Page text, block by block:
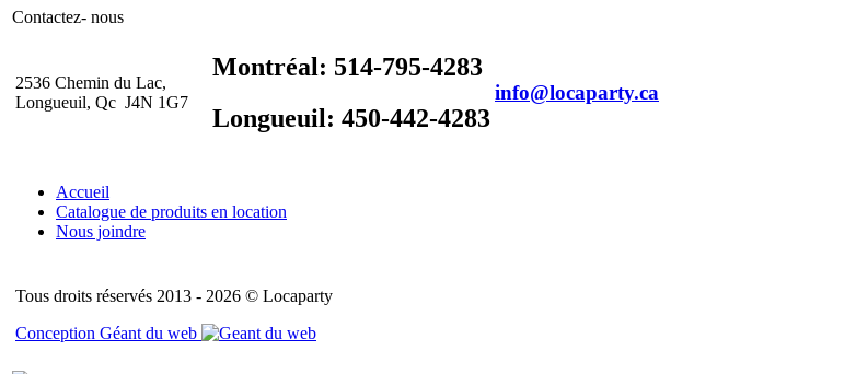
Contactez- nous
2536 Chemin du Lac,
Longueuil, Qc J4N 1G7
Montréal: 514-795-4283
Longueuil: 450-442-4283
info@locaparty.ca
Accueil
Catalogue de produits en location
Nous joindre
Tous droits réservés 2013 - 2026 © Locaparty
Conception Géant du web